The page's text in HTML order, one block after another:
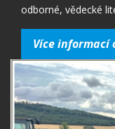
odborné, vědecké
Více informací